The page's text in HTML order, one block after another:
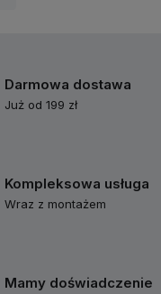
Darmowa dostawa
Już od 199 zł
Kompleksowa usługa
Wraz z montażem
Mamy doświadczenie